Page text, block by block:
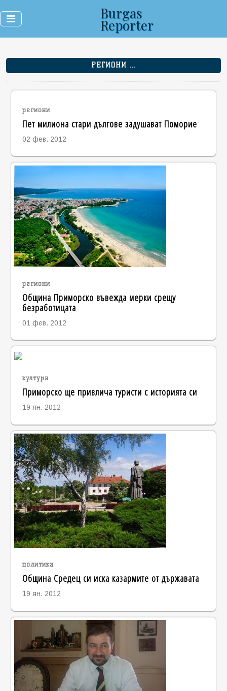
Burgas
Reporter
РЕГИОНИ ...
региони
Пет милиона стари дългове задушават Поморие
02 фев. 2012
региони
Община Приморско въвежда мерки срещу
безработицата
01 фев. 2012
култура
Приморско ще привлича туристи с историята си
19 ян. 2012
политика
Община Средец си иска казармите от държавата
19 ян. 2012